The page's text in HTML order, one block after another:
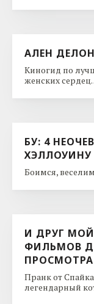
АЛЕН
Киногид по
женских сердец.
БУ: 4
ХЭЛЛОУИНУ
Боимся,
И ДРУГ
ФИЛЬМОВ
ПРОСМОТРА
Пранк от
легендарный